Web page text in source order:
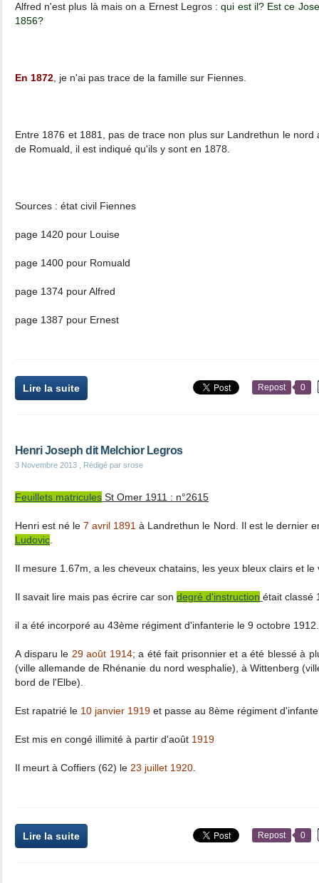
Alfred n'est plus là mais on a Ernest Legros :qui est il? Est ce
1856?
En 1872, je n'ai pas trace de la famille sur Fiennes.
Entre 1876 et 1881, pas de trace non plus sur Landrethun le
de Romuald, il est indiqué qu'ils y sont en 1878.
Sources : état civil Fiennes
page 1420 pour Louise
page 1400 pour Romuald
page 1374 pour Alfred
page 1387 pour Ernest
Lire la suite Repost 0
Henri Joseph dit Melchior Legros
3 Novembre 2013 , Rédigé par srose
Feuillets matricules St Omer 1911 : n°2615
Henri est né le7 avril 1891 à Landrethun le Nord. Il est le dernier
Ludovic.
Il mesure 1.67m, a les cheveux chatains, les yeux bleux clairs et le
Il savait lire mais pas écrire car son degré d'instruction était classé
il a été incorporé au 43ème régiment d'infanterie le 9 octobre 1912.
A disparu le 29 août 1914; a été fait prisonnier et a été blessé à
(ville allemande de Rhénanie du nord wesphalie), à Wittenberg
bord de l'Elbe).
Est rapatrié le 10 janvier 1919 et passe au 8ème régiment
Est mis en congé illimité à partir d'août 1919
Il meurt à Coffiers (62) le 23 juillet 1920.
Lire la suite Repost 0